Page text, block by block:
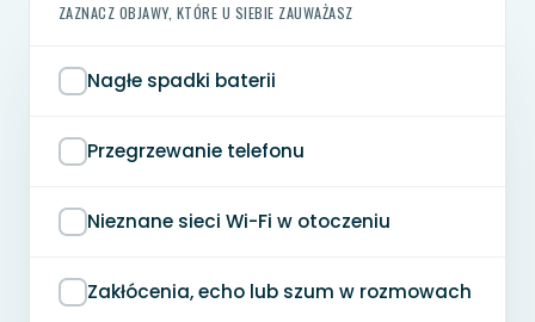
ZAZNACZ OBJAWY, KTÓRE U SIEBIE ZAUWAŻASZ
Nagłe spadki baterii
Przegrzewanie telefonu
Nieznane sieci Wi-Fi w otoczeniu
Zakłócenia, echo lub szum w rozmowach